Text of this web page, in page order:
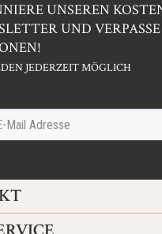
UNSEREN
UND
JEDERZEIT MÖGLICH